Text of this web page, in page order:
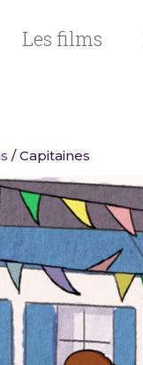
Les films
/ Capitaines